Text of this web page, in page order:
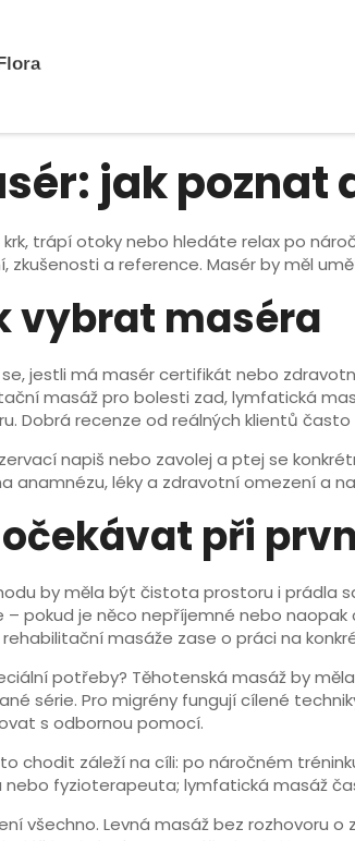
jak poznat
krk, trápí otoky nebo hledáte relax po
zkušenosti a reference. Masér by měl
vybrat maséra
jestli má masér certifikát nebo
masáž pro bolesti zad, lymfatická
Dobrá recenze od reálných klientů
napiš nebo zavolej a ptej se
anamnézu, léky a zdravotní omezení a
při
by měla být čistota prostoru i prádla
– pokud je něco nepříjemné nebo naopak
masáže zase o práci na
potřeby? Těhotenská masáž by
série. Pro migrény fungují cílené
s odbornou pomocí.
chodit záleží na cíli: po náročném
nebo fyzioterapeuta; lymfatická masáž
všechno. Levná masáž bez rozhovoru